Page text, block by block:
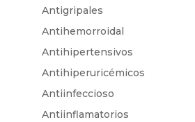
Antigripales
Antihemorroidal
Antihipertensivos
Antihiperuricémicos
Antiinfeccioso
Antiinflamatorios